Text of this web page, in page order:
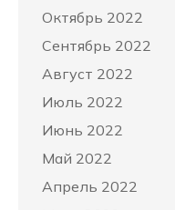
Октябрь 2022
Сентябрь 2022
Август 2022
Июль 2022
Июнь 2022
Май 2022
Апрель 2022